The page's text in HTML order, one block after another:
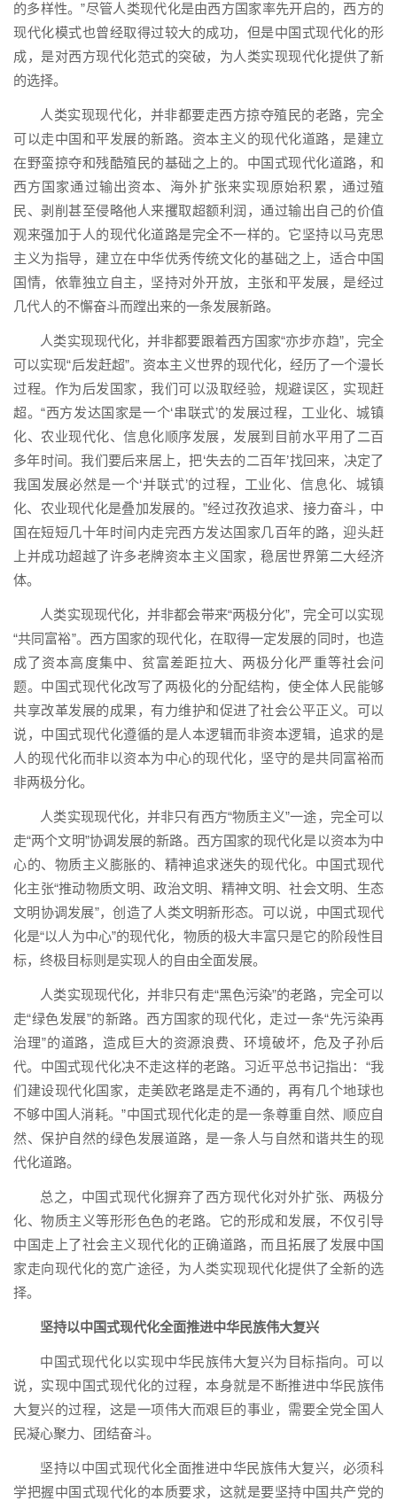
的多样性。”尽管人类现代化是由西方国家率先开启的，西方的
现代化模式也曾经取得过较大的成功，但是中国式现代化的形
成，是对西方现代化范式的突破，为人类实现现代化提供了新
的选择。
人类实现现代化，并非都要走西方掠夺殖民的老路，完全
可以走中国和平发展的新路。资本主义的现代化道路，是建立
在野蛮掠夺和残酷殖民的基础之上的。中国式现代化道路，和
西方国家通过输出资本、海外扩张来实现原始积累，通过殖
民、剥削甚至侵略他人来攫取超额利润，通过输出自己的价值
观来强加于人的现代化道路是完全不一样的。它坚持以马克思
主义为指导，建立在中华优秀传统文化的基础之上，适合中国
国情，依靠独立自主，坚持对外开放，主张和平发展，是经过
几代人的不懈奋斗而蹚出来的一条发展新路。
人类实现现代化，并非都要跟着西方国家“亦步亦趋”，完全
可以实现“后发赶超”。资本主义世界的现代化，经历了一个漫长
过程。作为后发国家，我们可以汲取经验，规避误区，实现赶
超。“西方发达国家是一个‘串联式’的发展过程，工业化、城镇
化、农业现代化、信息化顺序发展，发展到目前水平用了二百
多年时间。我们要后来居上，把‘失去的二百年’找回来，决定了
我国发展必然是一个‘并联式’的过程，工业化、信息化、城镇
化、农业现代化是叠加发展的。”经过孜孜追求、接力奋斗，中
国在短短几十年时间内走完西方发达国家几百年的路，迎头赶
上并成功超越了许多老牌资本主义国家，稳居世界第二大经济
体。
人类实现现代化，并非都会带来“两极分化”，完全可以实现
“共同富裕”。西方国家的现代化，在取得一定发展的同时，也造
成了资本高度集中、贫富差距拉大、两极分化严重等社会问
题。中国式现代化改写了两极化的分配结构，使全体人民能够
共享改革发展的成果，有力维护和促进了社会公平正义。可以
说，中国式现代化遵循的是人本逻辑而非资本逻辑，追求的是
人的现代化而非以资本为中心的现代化，坚守的是共同富裕而
非两极分化。
人类实现现代化，并非只有西方“物质主义”一途，完全可以
走“两个文明”协调发展的新路。西方国家的现代化是以资本为中
心的、物质主义膨胀的、精神追求迷失的现代化。中国式现代
化主张“推动物质文明、政治文明、精神文明、社会文明、生态
文明协调发展”，创造了人类文明新形态。可以说，中国式现代
化是“以人为中心”的现代化，物质的极大丰富只是它的阶段性目
标，终极目标则是实现人的自由全面发展。
人类实现现代化，并非只有走“黑色污染”的老路，完全可以
走“绿色发展”的新路。西方国家的现代化，走过一条“先污染再
治理”的道路，造成巨大的资源浪费、环境破坏，危及子孙后
代。中国式现代化决不走这样的老路。习近平总书记指出：“我
们建设现代化国家，走美欧老路是走不通的，再有几个地球也
不够中国人消耗。”中国式现代化走的是一条尊重自然、顺应自
然、保护自然的绿色发展道路，是一条人与自然和谐共生的现
代化道路。
总之，中国式现代化摒弃了西方现代化对外扩张、两极分
化、物质主义等形形色色的老路。它的形成和发展，不仅引导
中国走上了社会主义现代化的正确道路，而且拓展了发展中国
家走向现代化的宽广途径，为人类实现现代化提供了全新的选
择。
坚持以中国式现代化全面推进中华民族伟大复兴
中国式现代化以实现中华民族伟大复兴为目标指向。可以
说，实现中国式现代化的过程，本身就是不断推进中华民族伟
大复兴的过程，这是一项伟大而艰巨的事业，需要全党全国人
民凝心聚力、团结奋斗。
坚持以中国式现代化全面推进中华民族伟大复兴，必须科
学把握中国式现代化的本质要求，这就是要坚持中国共产党的